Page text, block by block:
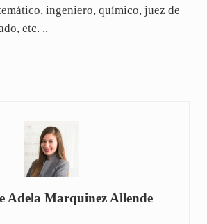
ingeniero, químico, juez de
etc. ..
Adela Marquinez Allende